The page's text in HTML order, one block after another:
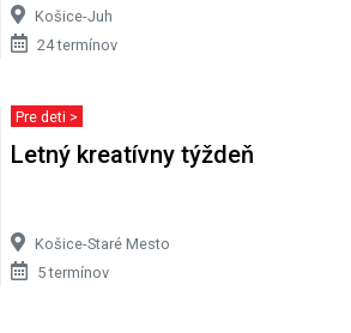
Košice-Juh
24 termínov
Pre deti >
Letný kreatívny týždeň
Košice-Staré Mesto
5 termínov